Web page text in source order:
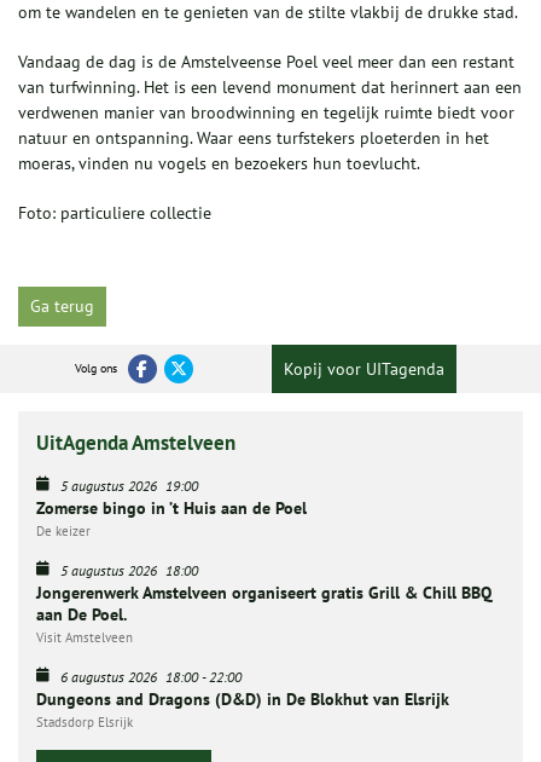
om te wandelen en te genieten van de stilte vlakbij de drukke stad.
Vandaag de dag is de Amstelveense Poel veel meer dan een restant
van turfwinning. Het is een levend monument dat herinnert aan een
verdwenen manier van broodwinning en tegelijk ruimte biedt voor
natuur en ontspanning. Waar eens turfstekers ploeterden in het
moeras, vinden nu vogels en bezoekers hun toevlucht.
Foto: particuliere collectie
Ga terug
Volg ons Kopij voor UITagenda
UitAgenda Amstelveen
5 augustus 2026 19:00
Zomerse bingo in ’t Huis aan de Poel
De keizer
5 augustus 2026 18:00
Jongerenwerk Amstelveen organiseert gratis Grill & Chill BBQ
aan De Poel.
Visit Amstelveen
6 augustus 2026 18:00-22:00
Dungeons and Dragons (D&D) in De Blokhut van Elsrijk
Stadsdorp Elsrijk